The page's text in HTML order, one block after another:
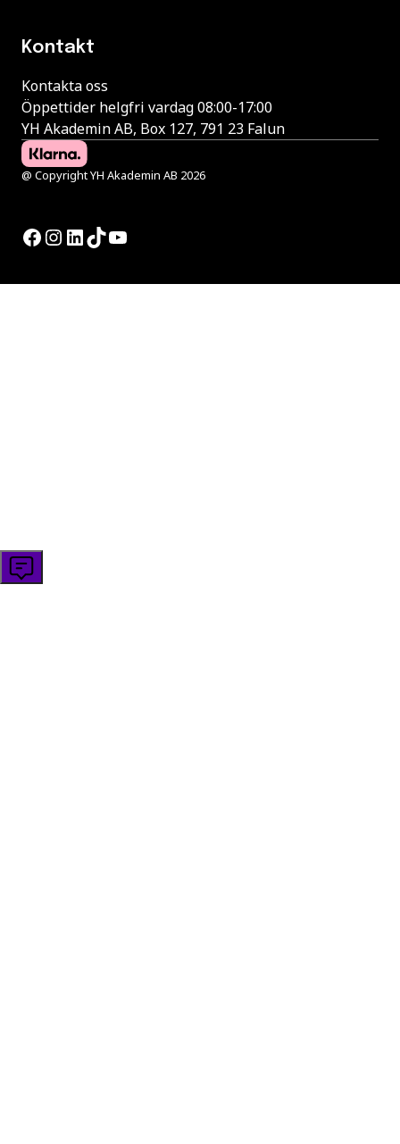
Kontakt
Kontakta oss
Öppettider helgfri vardag 08:00-17:00
YH Akademin AB, Box 127, 791 23 Falun
@ Copyright YH Akademin AB 2026
Facebook
Instagram
LinkedIn
TikTok
YouTube